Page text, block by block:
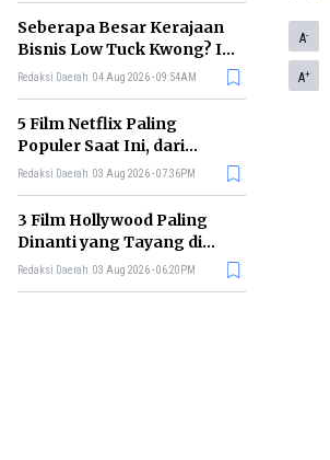
Seberapa Besar Kerajaan
Bisnis Low Tuck Kwong? Ini
Pohon Usaha Pemilik BYAN
Redaksi Daerah 04 Aug 2026 - 09:54AM
5 Film Netflix Paling
Populer Saat Ini, dari
Thriller hingga Drama Seru
Redaksi Daerah 03 Aug 2026 - 07:36PM
3 Film Hollywood Paling
Dinanti yang Tayang di
Bioskop Agustus 2026
Redaksi Daerah 03 Aug 2026 - 06:20PM
A-
A+